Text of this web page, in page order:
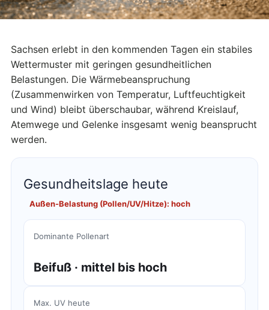
Sachsen erlebt in den kommenden Tagen ein stabiles
Wettermuster mit geringen gesundheitlichen
Belastungen. Die Wärmebeanspruchung
(Zusammenwirken von Temperatur, Luftfeuchtigkeit
und Wind) bleibt überschaubar, während Kreislauf,
Atemwege und Gelenke insgesamt wenig beansprucht
werden.
Gesundheitslage heute
Außen-Belastung (Pollen/UV/Hitze): hoch
Dominante Pollenart
Beifuß · mittel bis hoch
Max. UV heute